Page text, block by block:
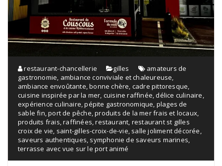
restaurant-chancellerie gilles
amateurs de
gastronomie, ambiance conviviale et chaleureuse,
ambiance envoûtante,bonne chère, cadre pittoresque,
cuisine inspirée par la mer, cuisine raffinée,délice culinaire,
expérience culinaire,pépite gastronomique, plages de
sable fin,port de pêche,produits de la mer frais et locaux,
produits frais,raffinées,restaurant, restaurant st gilles
croix de vie, saint-gilles-croix-de-vie, salle joliment décorée,
saveurs authentiques, symphonie de saveurs marines,
terrasse avec vue sur le port animé